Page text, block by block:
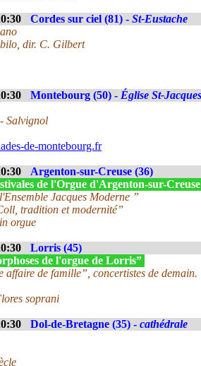
Cordes sur ciel (81) - St-Eustache
dir. C. Gilbert
Montebourg (50) - Église St-Jacques
Salvignol
de-montebourg.fr
Argenton-sur-Creuse (36)
de l'Orgue d'Argenton-sur-
Jacques Moderne ”
tradition et modernité”
orgue
Lorris (45)
de l'orgue de Lorris”
affaire de famille”, concertistes de demain.
soprani
Dol-de-Bretagne (35) - cathédrale